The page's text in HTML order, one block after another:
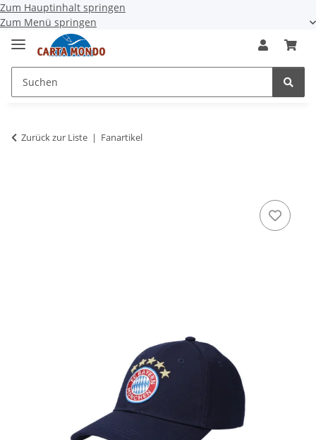
Zum Hauptinhalt springen
Zum Menü springen
Zurück zur Liste Fanartikel